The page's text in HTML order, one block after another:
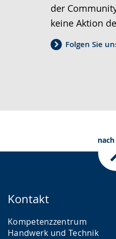
der
keine Aktion
Folgen Sie
Kontakt
Kompetenzzentrum
Handwerk und Technik